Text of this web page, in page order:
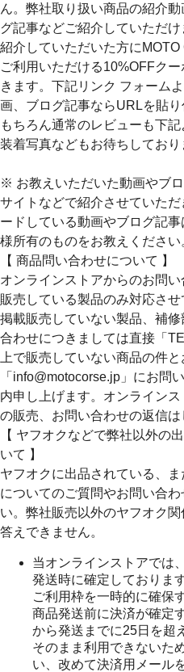
ん。弊社取り扱い商品の紹介
グ記事などご紹介していただけ
紹介していただいた方に
ご利用いただける10%OFFク
きます。下記リンク フォーム
画、ブログ記事ならURLを貼り
もちろん通常のレビューも下
装着写真などもお待ちしており
※ お教えいただいた動画やブ
サイトなどで紹介させていた
ードしている動画やブログ記
様所有のものをお教えください
【 商品問い合わせについて 】
オンラインストアからのお問
販売している製品のみ対応さ
掲載販売していない製品、補
合わせにつきましては直接「
上で販売していない商品の件
「info@motocorse.jp」にお問
内申し上げます。オンライン
の販売、お問い合わせの返信は
【 ヤフオクなどで弊社以外の
いて 】
ヤフオクに出品されている、
についてのご質問やお問い合
い。弊社販売以外のヤフオク
答えできません。
当オンラインストアでは
発送時に確定しておりま
ご利用枠を一時的に確保
商品発送前に決済が確定
から発送までに25日を超
そのまま利用できないた
い、改めて決済用メール